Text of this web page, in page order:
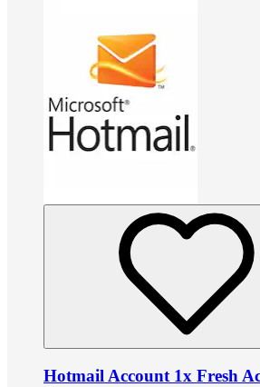
Hotmail Account 1x Fresh